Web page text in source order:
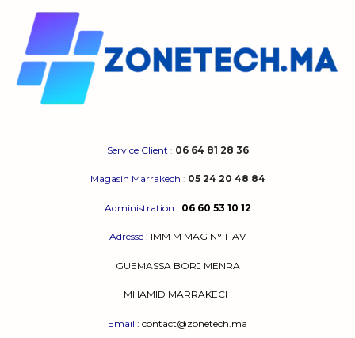
Service Client : 06 64 81 28 36
Magasin Marrakech : 05 24 20 48 84
Administration : 06 60 53 10 12
Adresse : IMM M MAG N° 1 AV
GUEMASSA BORJ MENRA
MHAMID MARRAKECH
Email : contact@zonetech.ma